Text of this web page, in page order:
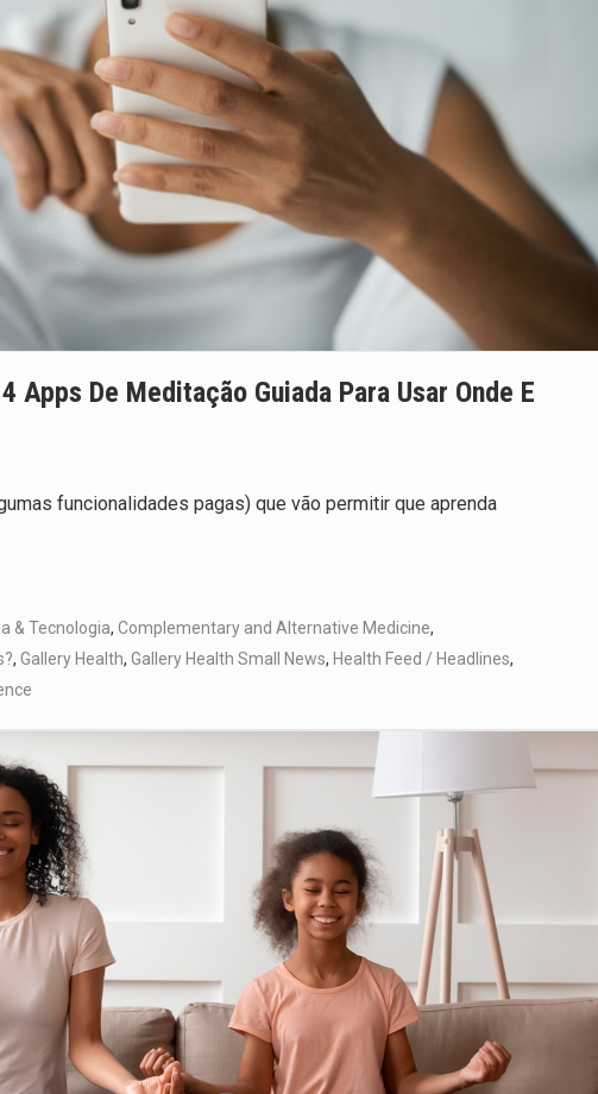
Apps De Meditação Guiada Para Usar Onde E
funcionalidades pagas) que vão permitir que aprenda
& Tecnologia, Complementary and Alternative Medicine,
, Gallery Health, Gallery Health Small News, Health Feed / Headlines,